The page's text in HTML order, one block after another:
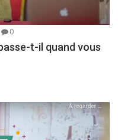
0
t-il quand vous